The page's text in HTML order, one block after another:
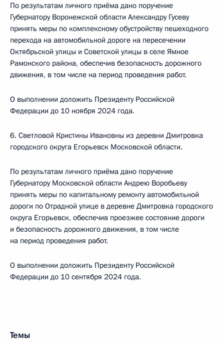
По результатам личного приёма дано поручение
Губернатору Воронежской области Александру Гусеву
принять меры по комплексному обустройству пешеходного
перехода на автомобильной дороге на пересечении
Октябрьской улицы и Советской улицы в селе Ямное
Рамонского района, обеспечив безопасность дорожного
движения, в том числе на период проведения работ.
О выполнении доложить Президенту Российской
Федерации до 10 ноября 2024 года.
6. Светловой Кристины Ивановны из деревни Дмитровка
городского округа Егорьевск Московской области.
По результатам личного приёма дано поручение
Губернатору Московской области Андрею Воробьеву
принять меры по капитальному ремонту автомобильной
дороги по Отрадной улице в деревне Дмитровка городского
округа Егорьевск, обеспечив проезжее состояние дороги
и безопасность дорожного движения, в том числе
на период проведения работ.
О выполнении доложить Президенту Российской
Федерации до 10 сентября 2024 года.
Темы